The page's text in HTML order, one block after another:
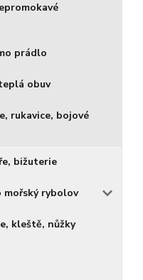
prádlo
obuv
rukavice, bojové
bižuterie
mořský rybolov
kleště, nůžky